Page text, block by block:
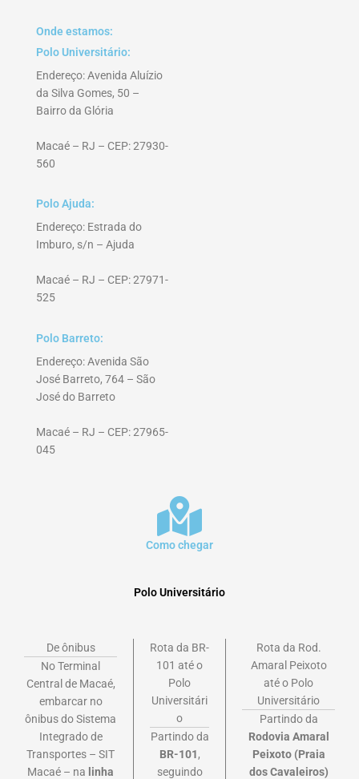
Onde estamos:
Polo Universitário:
Endereço: Avenida Aluízio
da Silva Gomes, 50 –
Bairro da Glória
Macaé – RJ – CEP: 27930-
560
Polo Ajuda:
Endereço: Estrada do
Imburo, s/n – Ajuda
Macaé – RJ – CEP: 27971-
525
Polo Barreto:
Endereço: Avenida São
José Barreto, 764 – São
José do Barreto
Macaé – RJ – CEP: 27965-
045
Como chegar
Polo Universitário
De ônibus
No Terminal
Central de Macaé,
embarcar no
ônibus do Sistema
Integrado de
Transportes – SIT
Macaé – na linha
Rota da BR-
101 até o
Polo
Universitári
o
Partindo da
BR-101,
seguindo
Rota da Rod.
Amaral Peixoto
até o Polo
Universitário
Partindo da
Rodovia Amaral
Peixoto (Praia
dos Cavaleiros)